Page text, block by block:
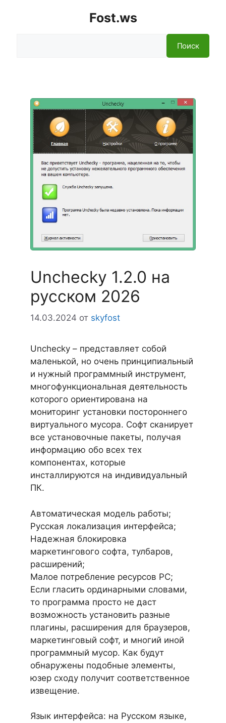
Fost.ws
Поиск
Unchecky 1.2.0 на
русском 2026
14.03.2024 от skyfost
Unchecky – представляет собой
маленькой, но очень принципиальный
и нужный программный инструмент,
многофункциональная деятельность
которого ориентирована на
мониторинг установки постороннего
виртуального мусора. Софт сканирует
все установочные пакеты, получая
информацию обо всех тех
компонентах, которые
инсталлируются на индивидуальный
ПК.
Автоматическая модель работы;
Русская локализация интерфейса;
Надежная блокировка
маркетингового софта, тулбаров,
расширений;
Малое потребление ресурсов PC;
Если гласить ординарными словами,
то программа просто не даст
возможность установить разные
плагины, расширения для браузеров,
маркетинговый софт, и многий иной
программный мусор. Как будут
обнаружены подобные элементы,
юзер сходу получит соответственное
извещение.
Язык интерфейса: на Русском языке,